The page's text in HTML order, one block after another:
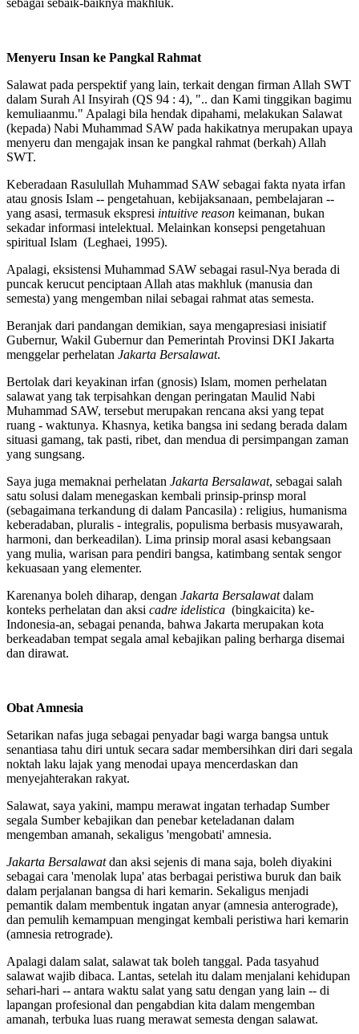
Menyeru Insan ke Pangkal Rahmat
Salawat pada perspektif yang lain, terkait dengan firman Allah SWT
dalam Surah Al Insyirah (QS 94 : 4), ".. dan Kami tinggikan bagimu
kemuliaanmu." Apalagi bila hendak dipahami, melakukan Salawat
(kepada) Nabi Muhammad SAW pada hakikatnya merupakan upaya
menyeru dan mengajak insan ke pangkal rahmat (berkah) Allah
SWT.
Keberadaan Rasulullah Muhammad SAW sebagai fakta nyata irfan
atau gnosis Islam -- pengetahuan, kebijaksanaan, pembelajaran --
yang asasi, termasuk ekspresi intuitive reason keimanan, bukan
sekadar informasi intelektual. Melainkan konsepsi pengetahuan
spiritual Islam (Leghaei, 1995).
Apalagi, eksistensi Muhammad SAW sebagai rasul-Nya berada di
puncak kerucut penciptaan Allah atas makhluk (manusia dan
semesta) yang mengemban nilai sebagai rahmat atas semesta.
Beranjak dari pandangan demikian, saya mengapresiasi inisiatif
Gubernur, Wakil Gubernur dan Pemerintah Provinsi DKI Jakarta
menggelar perhelatan Jakarta Bersalawat.
Bertolak dari keyakinan irfan (gnosis) Islam, momen perhelatan
salawat yang tak terpisahkan dengan peringatan Maulid Nabi
Muhammad SAW, tersebut merupakan rencana aksi yang tepat
ruang - waktunya. Khasnya, ketika bangsa ini sedang berada dalam
situasi gamang, tak pasti, ribet, dan mendua di persimpangan zaman
yang sungsang.
Saya juga memaknai perhelatan Jakarta Bersalawat, sebagai salah
satu solusi dalam menegaskan kembali prinsip-prinsp moral
(sebagaimana terkandung di dalam Pancasila) : religius, humanisma
keberadaban, pluralis - integralis, populisma berbasis musyawarah,
harmoni, dan berkeadilan). Lima prinsip moral asasi kebangsaan
yang mulia, warisan para pendiri bangsa, katimbang sentak sengor
kekuasaan yang elementer.
Karenanya boleh diharap, dengan Jakarta Bersalawatdalam
konteks perhelatan dan aksi cadre idelistica (bingkaicita) ke-
Indonesia-an, sebagai penanda, bahwa Jakarta merupakan kota
berkeadaban tempat segala amal kebajikan paling berharga disemai
dan dirawat.
Obat Amnesia
Setarikan nafas juga sebagai penyadar bagi warga bangsa untuk
senantiasa tahu diri untuk secara sadar membersihkan diri dari segala
noktah laku lajak yang menodai upaya mencerdaskan dan
menyejahterakan rakyat.
Salawat, saya yakini, mampu merawat ingatan terhadap Sumber
segala Sumber kebajikan dan penebar keteladanan dalam
mengemban amanah, sekaligus 'mengobati' amnesia.
Jakarta Bersalawatdan aksi sejenis di mana saja, boleh diyakini
sebagai cara 'menolak lupa' atas berbagai peristiwa buruk dan baik
dalam perjalanan bangsa di hari kemarin. Sekaligus menjadi
pemantik dalam membentuk ingatan anyar (amnesia anterograde),
dan pemulih kemampuan mengingat kembali peristiwa hari kemarin
(amnesia retrograde).
Apalagi dalam salat, salawat tak boleh tanggal. Pada tasyahud
salawat wajib dibaca. Lantas, setelah itu dalam menjalani kehidupan
sehari-hari -- antara waktu salat yang satu dengan yang lain -- di
lapangan profesional dan pengabdian kita dalam mengemban
amanah, terbuka luas ruang merawat semesta dengan salawat.